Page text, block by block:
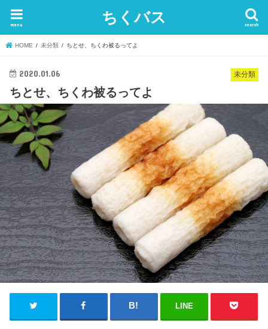
ちくバス search
menu
HOME 未分類 ちとせ、ちくわ被るってよ
未分類
2020.01.06
ちとせ、ちくわ被るってよ
LINE